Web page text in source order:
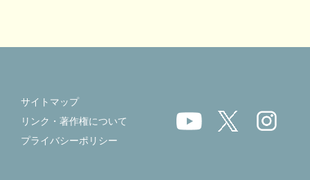
サイトマップ
リンク・著作権について
プライバシーポリシー